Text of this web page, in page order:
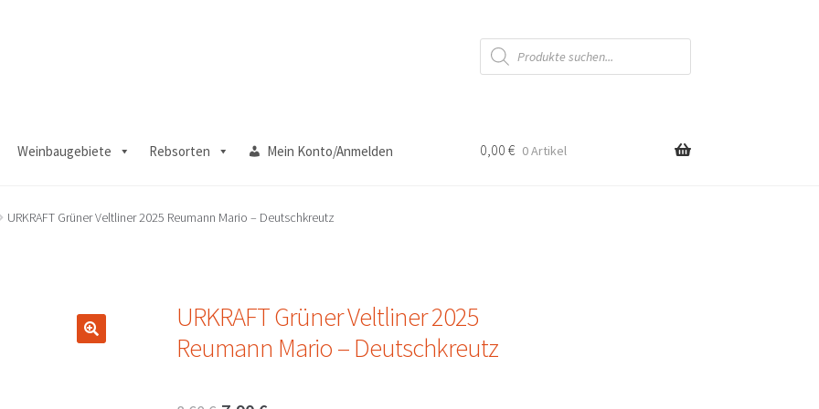
Products
search
Weinbaugebiete Rebsorten Mein Konto/Anmelden 0,00 € 0 Artikel
URKRAFT Grüner Veltliner 2025 Reumann Mario – Deutschkreutz
URKRAFT Grüner Veltliner 2025
Reumann Mario – Deutschkreutz